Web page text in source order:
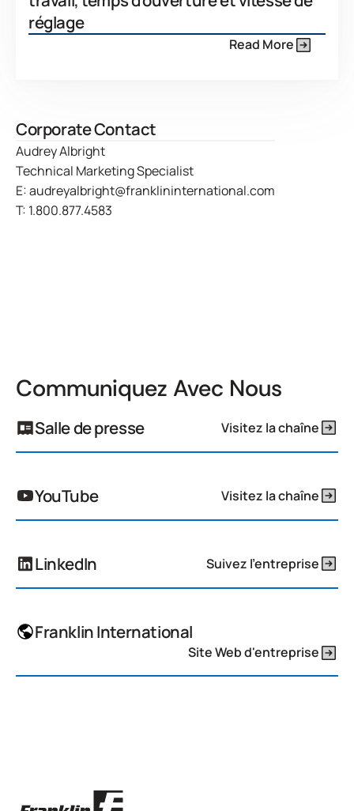
Corporate Contact
Audrey Albright
Technical Marketing Specialist
E:audreyalbright@franklininternational.com
T: 1.800.877.4583
réglage
Read More
Communiquez Avec Nous
Salle de presse Visitez la chaîne
YouTube Visitez la chaîne
LinkedIn Suivez l'entreprise
Franklin International
Site Web d'entreprise